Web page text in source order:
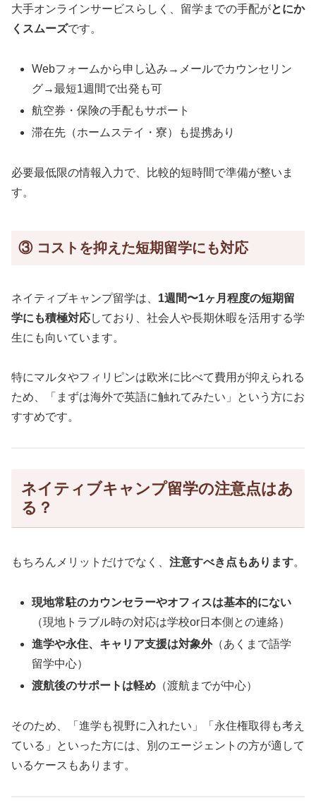
大手オンラインサービスらしく、留学までの手配がとにか
くスムーズです。
Webフォームから申し込み→メールでカウンセリン
グ→最短1週間で出発も可
航空券・保険の手配もサポート
滞在先（ホームステイ・寮）も提携あり
必要最低限の情報入力で、比較的短時間で準備が整いま
す。
③ コストを抑えた短期留学にも対応
ネイティブキャンプ留学は、 1週間〜1ヶ月程度の短期留
学にも積極対応しており、社会人や長期休暇を活用する学
生にも向いています。
特にマルタやフィリピンは欧米に比べて費用が抑えられる
ため、「まずは海外で英語に触れてみたい」という方にお
すすめです。
ネイティブキャンプ留学の注意点はあ
る？
もちろんメリットだけでなく、 注意すべき点もあります。
現地常駐のカウンセラーやオフィスは基本的にない
（現地トラブル時の対応は学校or日本側との連絡）
進学や永住、キャリア支援は対象外（あくまで語学
留学中心）
渡航後のサポートは軽め （渡航までが中心）
そのため、「進学も視野に入れたい」「永住権取得も考え
ている」といった方には、別のエージェントの方が適して
いるケースもあります。